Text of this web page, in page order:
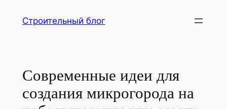
Строительный блог
Современные идеи для
создания микрогорода на